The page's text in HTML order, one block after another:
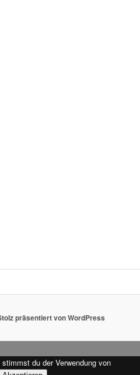
präsentiert von WordPress
du der Verwendung von